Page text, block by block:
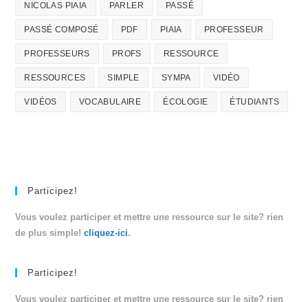
NICOLAS PIAIA PARLER PASSÉ
PASSÉ COMPOSÉ PDF PIAIA PROFESSEUR
PROFESSEURS PROFS RESSOURCE
RESSOURCES SIMPLE SYMPA VIDÉO
VIDÉOS VOCABULAIRE ÉCOLOGIE ÉTUDIANTS
Participez!
Vous voulez participer et mettre une ressource sur le site? rien
de plus simple!cliquez-ici.
Participez!
Vous voulez participer et mettre une ressource sur le site? rien